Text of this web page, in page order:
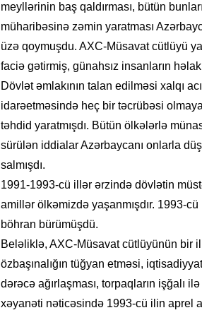
meyllərinin baş qaldırması, bütün
müharibəsinə zəmin yaratması
üzə qoymuşdu. AXC-Müsavat cütlüyü
faciə gətirmiş, günahsız insanların
Dövlət əmlakının talan edilməsi xalqı
idarəetməsində heç bir təcrübəsi
təhdid yaratmışdı. Bütün ölkələrlə
sürülən iddialar Azərbaycanı onlarla
salmışdı.
1991-1993-cü illər ərzində dövlətin
amillər ölkəmizdə yaşanmışdır. 1993-
böhran bürümüşdü.
Beləliklə, AXC-Müsavat cütlüyünün bir
özbaşınalığın tüğyan etməsi,
dərəcə ağırlaşması, torpaqların işğalı
xəyanəti nəticəsində 1993-cü ilin aprel